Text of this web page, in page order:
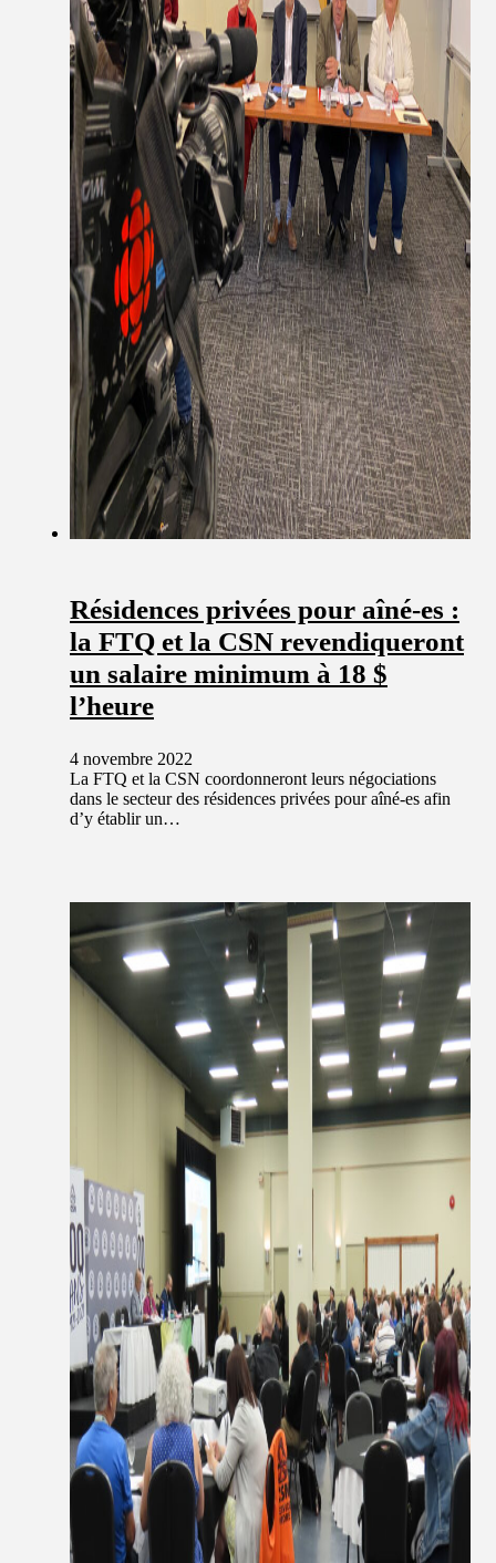
Résidences privées pour aîné-es :
la FTQ et la CSN revendiqueront
un salaire minimum à 18 $
l’heure
4 novembre 2022
La FTQ et la CSN coordonneront leurs négociations
dans le secteur des résidences privées pour aîné-es afin
d’y établir un…